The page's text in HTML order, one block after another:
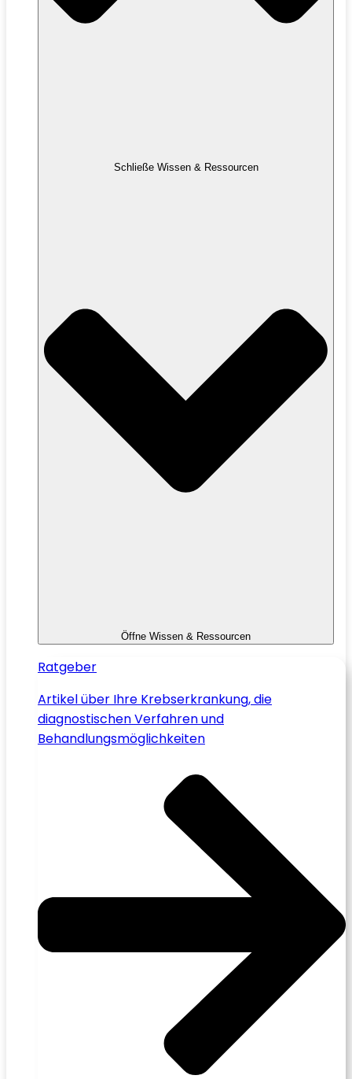
Schließe Wissen & Ressourcen
Öffne Wissen & Ressourcen
Ratgeber
Artikel über Ihre Krebserkrankung, die
diagnostischen Verfahren und
Behandlungsmöglichkeiten